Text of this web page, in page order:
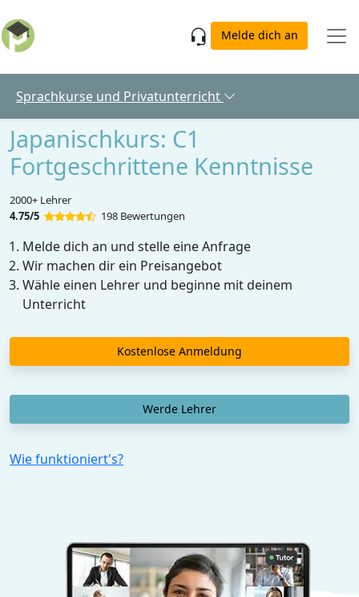
Melde dich an
Sprachkurse und Privatunterricht
Japanischkurs: C1
Fortgeschrittene Kenntnisse
2000+ Lehrer
4.75/5
198 Bewertungen
Melde dich an und stelle eine Anfrage
Wir machen dir ein Preisangebot
Wähle einen Lehrer und beginne mit deinem
Unterricht
Kostenlose Anmeldung
Werde Lehrer
Wie funktioniert's?